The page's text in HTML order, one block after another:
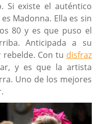
Si existe el auténtico
Madonna. Ella es sin
80 y es que puso el
Anticipada a su
Con tu disfraz
y es que la artista
Uno de los mejores